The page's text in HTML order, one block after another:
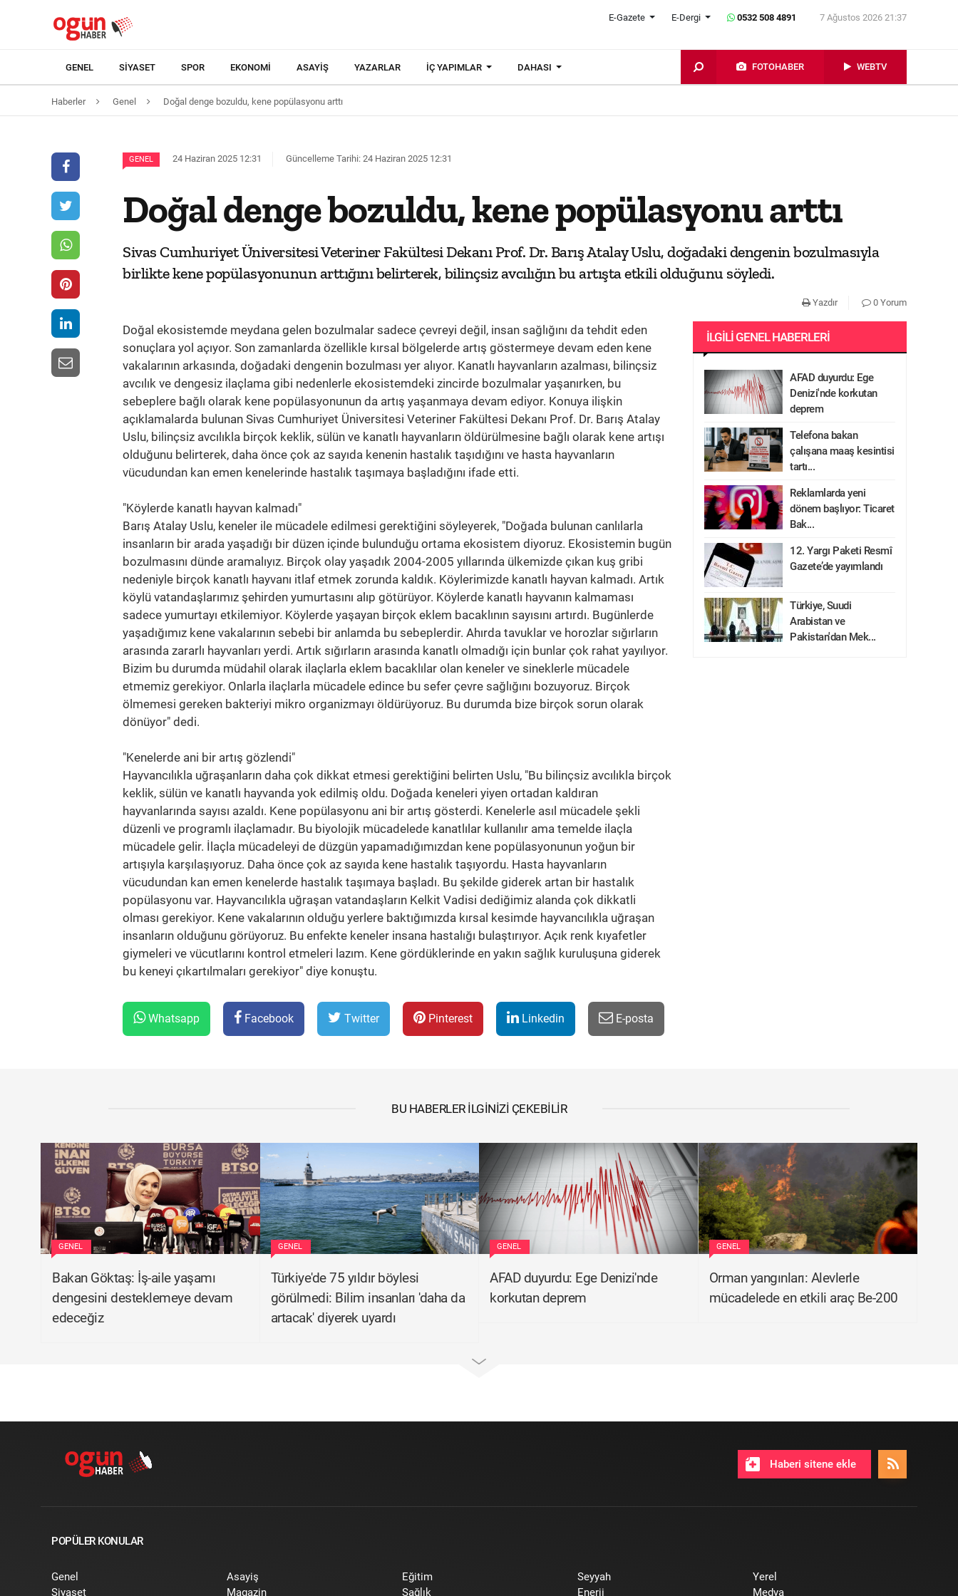
E-Gazete E-Dergi 0532 508 4891 7 Ağustos 2026 21:37
GENEL SIYASET SPOR EKONOMI ASAYIŞ YAZARLAR İÇ YAPIMLAR DAHASI FOTOHABER WEBTV
Haberler Genel Doğal denge bozuldu, kene popülasyonu arttı
GENEL 24 Haziran 2025 12:31 Güncelleme Tarihi: 24 Haziran 2025 12:31
Doğal denge bozuldu, kene popülasyonu arttı
Sivas Cumhuriyet Üniversitesi Veteriner Fakültesi Dekanı Prof. Dr. Barış Atalay Uslu, doğadaki dengenin bozulmasıyla
birlikte kene popülasyonunun arttığını belirterek, bilinçsiz avcılığın bu artışta etkili olduğunu söyledi.
Yazdır 0 Yorum
Doğal ekosistemde meydana gelen bozulmalar sadece çevreyi değil, insan sağlığını da tehdit eden
sonuçlara yol açıyor. Son zamanlarda özellikle kırsal bölgelerde artış göstermeye devam eden kene
vakalarının arkasında, doğadaki dengenin bozulması yer alıyor. Kanatlı hayvanların azalması, bilinçsiz
avcılık ve dengesiz ilaçlama gibi nedenlerle ekosistemdeki zincirde bozulmalar yaşanırken, bu
sebeplere bağlı olarak kene popülasyonunun da artış yaşanmaya devam ediyor. Konuya ilişkin
açıklamalarda bulunan Sivas Cumhuriyet Üniversitesi Veteriner Fakültesi Dekanı Prof. Dr. Barış Atalay
Uslu, bilinçsiz avcılıkla birçok keklik, sülün ve kanatlı hayvanların öldürülmesine bağlı olarak kene artışı
olduğunu belirterek, daha önce çok az sayıda kenenin hastalık taşıdığını ve hasta hayvanların
vücudundan kan emen kenelerinde hastalık taşımaya başladığını ifade etti.
"Köylerde kanatlı hayvan kalmadı"
Barış Atalay Uslu, keneler ile mücadele edilmesi gerektiğini söyleyerek, "Doğada bulunan canlılarla
insanların bir arada yaşadığı bir düzen içinde bulunduğu ortama ekosistem diyoruz. Ekosistemin bugün
bozulmasını dünde aramalıyız. Birçok olay yaşadık 2004-2005 yıllarında ülkemizde çıkan kuş gribi
nedeniyle birçok kanatlı hayvanı itlaf etmek zorunda kaldık. Köylerimizde kanatlı hayvan kalmadı. Artık
köylü vatandaşlarımız şehirden yumurtasını alıp götürüyor. Köylerde kanatlı hayvanın kalmaması
sadece yumurtayı etkilemiyor. Köylerde yaşayan birçok eklem bacaklının sayısını artırdı. Bugünlerde
yaşadığımız kene vakalarının sebebi bir anlamda bu sebeplerdir. Ahırda tavuklar ve horozlar sığırların
arasında zararlı hayvanları yerdi. Artık sığırların arasında kanatlı olmadığı için bunlar çok rahat yayılıyor.
Bizim bu durumda müdahil olarak ilaçlarla eklem bacaklılar olan keneler ve sineklerle mücadele
etmemiz gerekiyor. Onlarla ilaçlarla mücadele edince bu sefer çevre sağlığını bozuyoruz. Birçok
ölmemesi gereken bakteriyi mikro organizmayı öldürüyoruz. Bu durumda bize birçok sorun olarak
dönüyor" dedi.
"Kenelerde ani bir artış gözlendi"
Hayvancılıkla uğraşanların daha çok dikkat etmesi gerektiğini belirten Uslu, "Bu bilinçsiz avcılıkla birçok
keklik, sülün ve kanatlı hayvanda yok edilmiş oldu. Doğada keneleri yiyen ortadan kaldıran
hayvanlarında sayısı azaldı. Kene popülasyonu ani bir artış gösterdi. Kenelerle asıl mücadele şekli
düzenli ve programlı ilaçlamadır. Bu biyolojik mücadelede kanatlılar kullanılır ama temelde ilaçla
mücadele gelir. İlaçla mücadeleyi de düzgün yapamadığımızdan kene popülasyonunun yoğun bir
artışıyla karşılaşıyoruz. Daha önce çok az sayıda kene hastalık taşıyordu. Hasta hayvanların
vücudundan kan emen kenelerde hastalık taşımaya başladı. Bu şekilde giderek artan bir hastalık
popülasyonu var. Hayvancılıkla uğraşan vatandaşların Kelkit Vadisi dediğimiz alanda çok dikkatli
olması gerekiyor. Kene vakalarının olduğu yerlere baktığımızda kırsal kesimde hayvancılıkla uğraşan
insanların olduğunu görüyoruz. Bu enfekte keneler insana hastalığı bulaştırıyor. Açık renk kıyafetler
giymeleri ve vücutlarını kontrol etmeleri lazım. Kene gördüklerinde en yakın sağlık kuruluşuna giderek
bu keneyi çıkartılmaları gerekiyor" diye konuştu.
Whatsapp Facebook Twitter Pinterest Linkedin E-posta
İLGILI GENEL HABERLERI
AFAD duyurdu: Ege
Denizi'nde korkutan
deprem
Telefona bakan
çalışana maaş kesintisi
tartı...
Reklamlarda yeni
dönem başlıyor: Ticaret
Bak...
12. Yargı Paketi Resmî
Gazete’de yayımlandı
Türkiye, Suudi
Arabistan ve
Pakistan'dan Mek...
BU HABERLER İLGINIZI ÇEKEBILIR
GENEL
Bakan Göktaş: İş-aile yaşamı
dengesini desteklemeye devam
edeceğiz
GENEL
Türkiye'de 75 yıldır böylesi
görülmedi: Bilim insanları 'daha da
artacak' diyerek uyardı
GENEL
AFAD duyurdu: Ege Denizi'nde
korkutan deprem
GENEL
Orman yangınları: Alevlerle
mücadelede en etkili araç Be-200
Haberi sitene ekle
POPÜLER KONULAR
Genel
Siyaset
Asayiş
Magazin
Eğitim
Sağlık
Seyyah
Enerji
Yerel
Medya